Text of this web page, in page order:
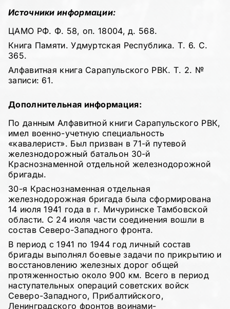
Источники информации:
ЦАМО РФ. Ф. 58, оп. 18004, д. 568.
Книга Памяти. Удмуртская Республика. Т. 6. С.
365.
Алфавитная книга Сарапульского РВК. Т. 2. №
записи: 61.
Дополнительная информация:
По данным Алфавитной книги Сарапульского РВК,
имел военно-учетную специальность
«кавалерист». Был призван в 71-й путевой
железнодорожный батальон 30-й
Краснознаменной отдельной железнодорожной
бригады.
30-я Краснознаменная отдельная
железнодорожная бригада была сформирована
14 июля 1941 года в г. Мичуринске Тамбовской
области. С 24 июля части соединения вошли в
состав Северо-Западного фронта.
В период с 1941 по 1944 год личный состав
бригады выполнял боевые задачи по прикрытию и
восстановлению железных дорог общей
протяженностью около 900 км. Всего в период
наступательных операций советских войск
Северо-Западного, Прибалтийского,
Ленинградского фронтов воинами-